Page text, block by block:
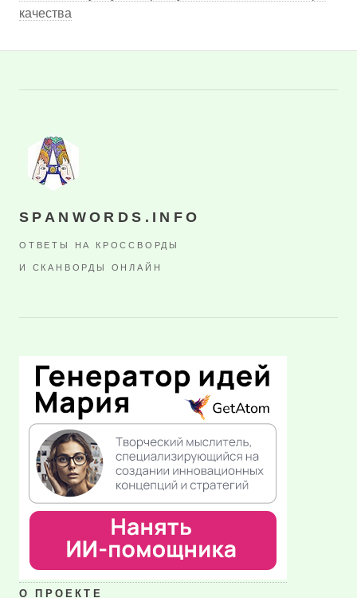
качества
SPANWORDS.INFO
ОТВЕТЫ НА КРОССВОРДЫ
И СКАНВОРДЫ ОНЛАЙН
О ПРОЕКТЕ